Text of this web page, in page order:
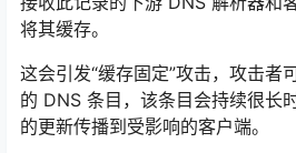
将其缓存。
这会引发“缓存固定”攻击，攻击者
的 DNS 条目，该条目会持续很长
的更新传播到受影响的客户端。